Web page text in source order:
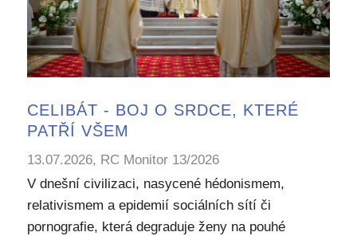
CELIBÁT - BOJ O SRDCE, KTERÉ
PATŘÍ VŠEM
13.07.2026, RC Monitor 13/2026
V dnešní civilizaci, nasycené hédonismem,
relativismem a epidemií sociálních sítí či
pornografie, která degraduje ženy na pouhé